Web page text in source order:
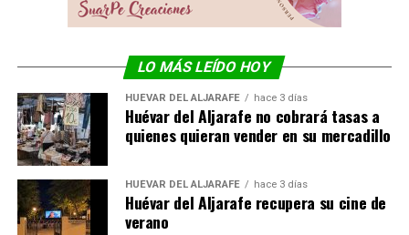
LO MÁS LEÍDO HOY
HUÉVAR DEL ALJARAFE hace 3 días
Huévar del Aljarafe no cobrará tasas a
quienes quieran vender en su mercadillo
HUÉVAR DEL ALJARAFE hace 3 días
Huévar del Aljarafe recupera su cine de
verano